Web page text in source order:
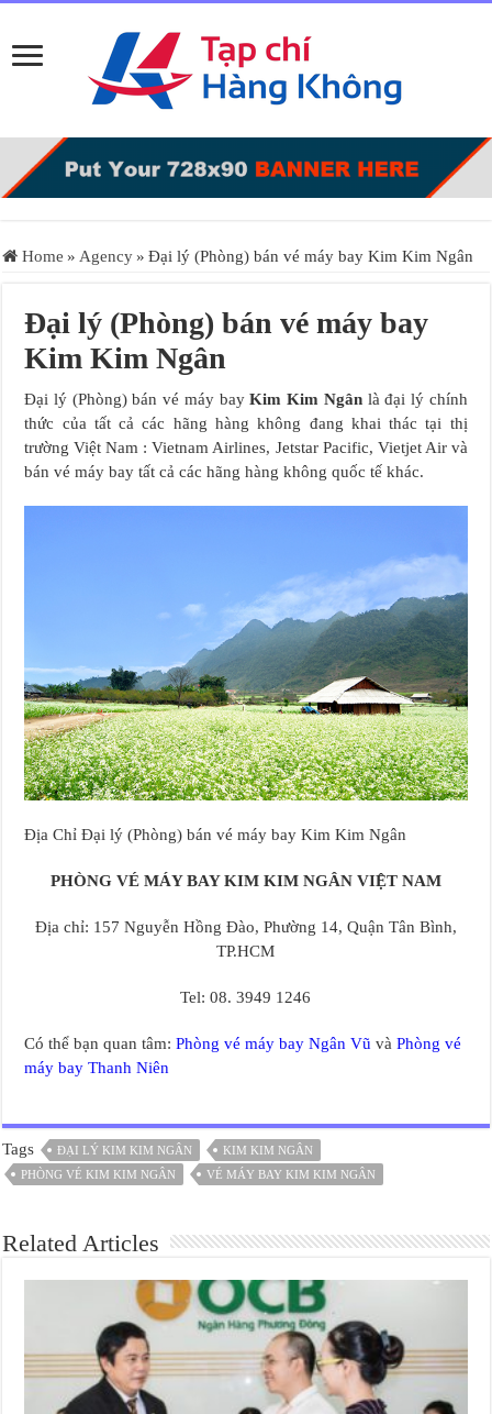
Home » Agency » Đại lý (Phòng) bán vé máy bay Kim Kim Ngân
Đại lý (Phòng) bán vé máy bay
Kim Kim Ngân
Đại lý (Phòng) bán vé máy bayKim Kim Ngânlà đại lý chính
thức của tất cả các hãng hàng không đang khai thác tại thị
trường Việt Nam : Vietnam Airlines, Jetstar Pacific, Vietjet Air và
bán vé máy bay tất cả các hãng hàng không quốc tế khác.
Địa Chỉ Đại lý (Phòng) bán vé máy bay Kim Kim Ngân
PHÒNG VÉ MÁY BAY KIM KIM NGÂN VIỆT NAM
Địa chỉ: 157 Nguyễn Hồng Đào, Phường 14, Quận Tân Bình,
TP.HCM
Tel: 08. 3949 1246
Có thể bạn quan tâm:Phòng vé máy bay Ngân Vũ vàPhòng vé
máy bay Thanh Niên
Tags ĐẠI LÝ KIM KIM NGÂN
KIM KIM NGÂN
PHÒNG VÉ KIM KIM NGÂN
VÉ MÁY BAY KIM KIM NGÂN
Related Articles